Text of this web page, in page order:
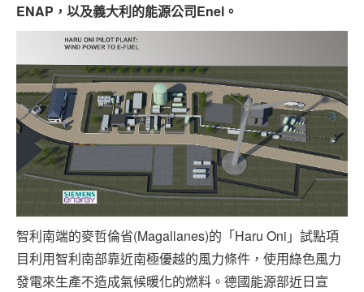
ENAP，以及義大利的能源公司Enel。
智利南端的麥哲倫省(Magallanes)的「Haru Oni」試點項
目利用智利南部靠近南極優越的風力條件，使用綠色風力
發電來生產不造成氣候暖化的燃料。德國能源部近日宣